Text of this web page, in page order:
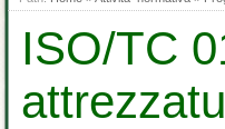
ISO/TC